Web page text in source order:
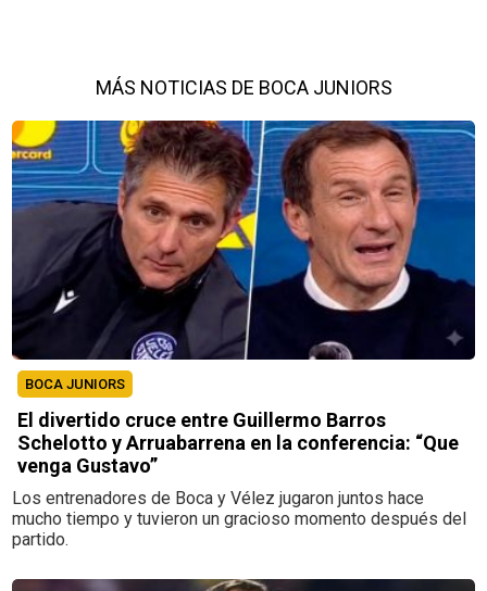
MÁS NOTICIAS DE BOCA JUNIORS
BOCA JUNIORS
El divertido cruce entre Guillermo Barros
Schelotto y Arruabarrena en la conferencia: “Que
venga Gustavo”
Los entrenadores de Boca y Vélez jugaron juntos hace
mucho tiempo y tuvieron un gracioso momento después del
partido.